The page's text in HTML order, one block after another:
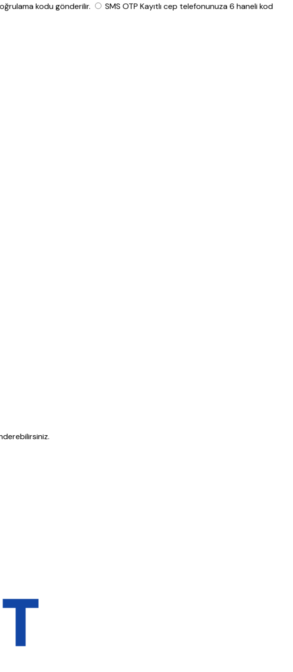
kodu gönderilir. SMS OTP Kayıtlı cep telefonunuza 6 haneli kod